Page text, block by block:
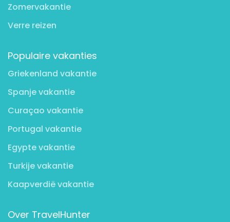
Zomervakantie
Verre reizen
Populaire vakanties
Griekenland vakantie
Spanje vakantie
Curaçao vakantie
Portugal vakantie
Egypte vakantie
Turkije vakantie
Kaapverdië vakantie
Over TravelHunter